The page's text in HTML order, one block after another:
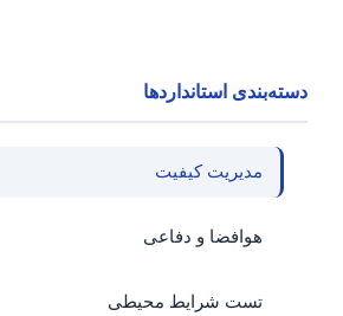
دسته‌بندی استانداردها
مدیریت کیفیت
هوافضا و دفاعی
تست شرایط محیطی